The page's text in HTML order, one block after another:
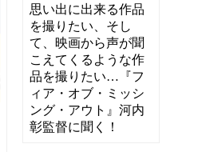
思い出に出来る作品
を撮りたい、そし
て、映画から声が聞
こえてくるような作
品を撮りたい…『フ
ィア・オブ・ミッシ
ング・アウト』河内
彰監督に聞く！